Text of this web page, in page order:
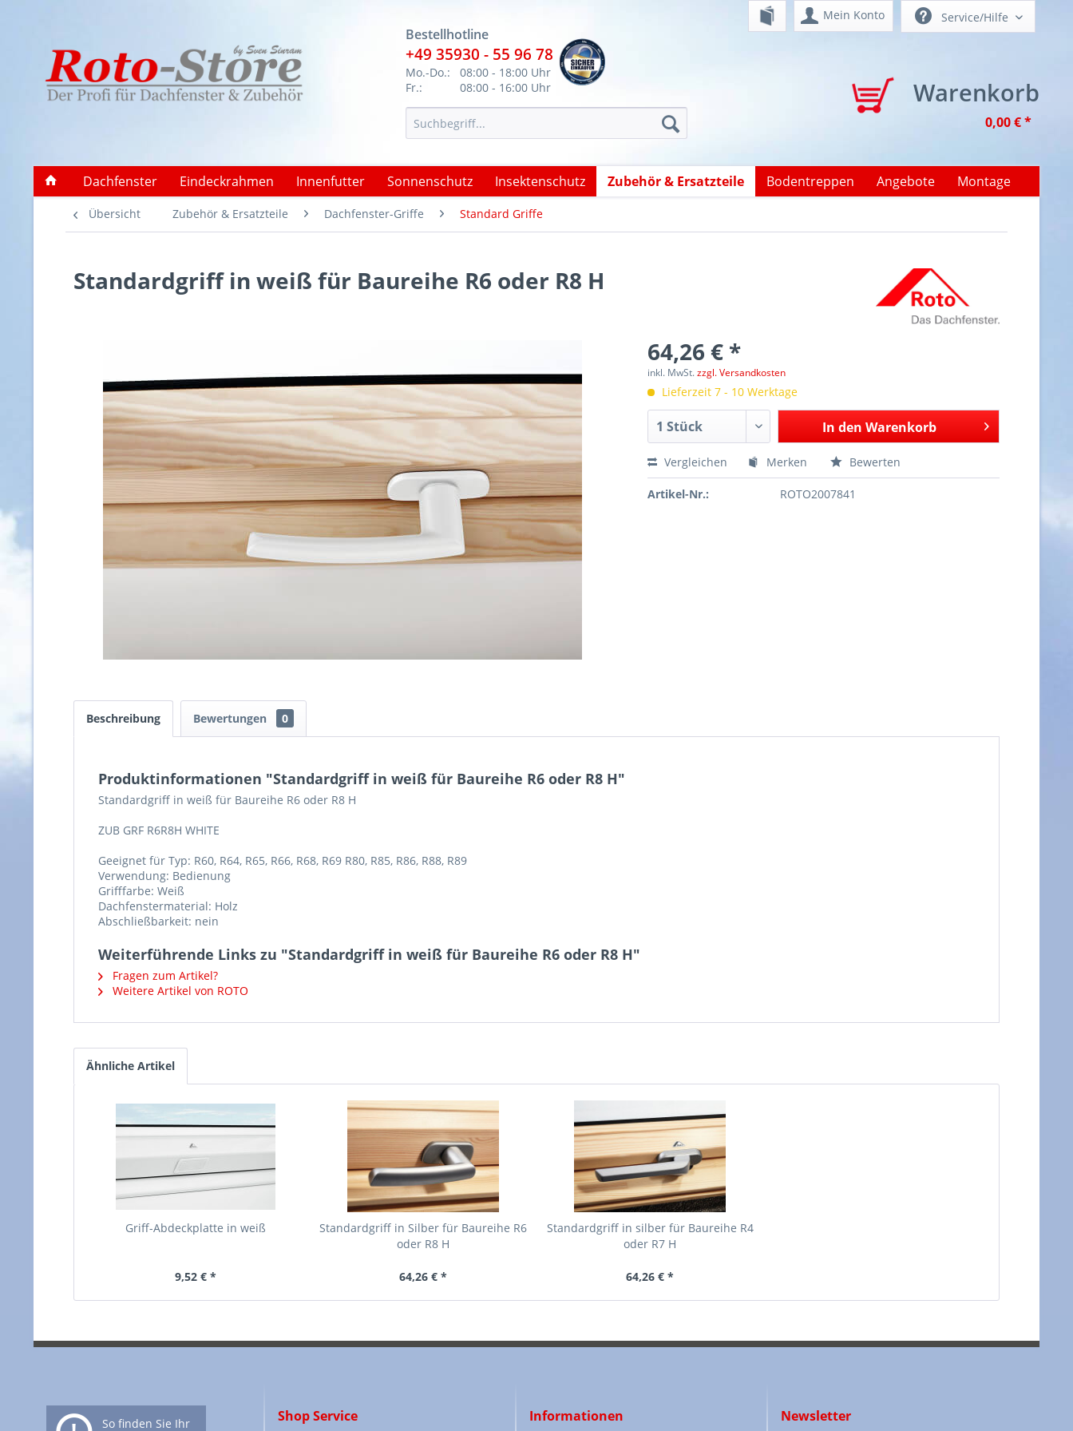
Bestellhotline
+49 35930 - 55 96 78
Mo.-Do.:
08:00 - 18:00 Uhr
Fr.:
08:00 - 16:00 Uhr
Mein Konto
Warenkorb
0,00 € *
Service/Hilfe
Dachfenster Eindeckrahmen Innenfutter Sonnenschutz Insektenschutz Zubehör & Ersatzteile Bodentreppen Angebote Montage
Übersicht Zubehör & Ersatzteile Dachfenster-Griffe Standard Griffe
Standardgriff in weiß für Baureihe R6 oder R8 H
64,26 € *
inkl. MwSt.zzgl. Versandkosten
Lieferzeit 7 - 10 Werktage
In den Warenkorb
Vergleichen Merken Bewerten
Artikel-Nr.: ROTO2007841
Beschreibung Bewertungen 0
Produktinformationen "Standardgriff in weiß für Baureihe R6 oder R8 H"
Standardgriff in weiß für Baureihe R6 oder R8 H
ZUB GRF R6R8H WHITE
Geeignet für Typ: R60, R64, R65, R66, R68, R69 R80, R85, R86, R88, R89
Verwendung: Bedienung
Grifffarbe: Weiß
Dachfenstermaterial: Holz
Abschließbarkeit: nein
Weiterführende Links zu "Standardgriff in weiß für Baureihe R6 oder R8 H"
Fragen zum Artikel?
Weitere Artikel von ROTO
Ähnliche Artikel
Griff-Abdeckplatte in weiß
9,52 € *
Standardgriff in Silber für Baureihe R6
oder R8 H
64,26 € *
Standardgriff in silber für Baureihe R4
oder R7 H
64,26 € *
So finden Sie Ihr Shop Service Informationen Newsletter